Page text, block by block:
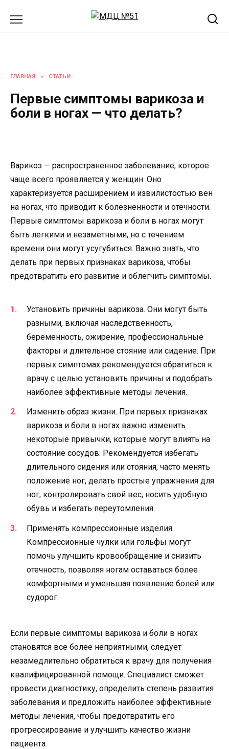
ГЛАВНАЯ » СТАТЬИ
Первые симптомы варикоза и
боли в ногах — что делать?
Варикоз — распространенное заболевание, которое
чаще всего проявляется у женщин. Оно
характеризуется расширением и извилистостью вен
на ногах, что приводит к болезненности и отечности.
Первые симптомы варикоза и боли в ногах могут
быть легкими и незаметными, но с течением
времени они могут усугубиться. Важно знать, что
делать при первых признаках варикоза, чтобы
предотвратить его развитие и облегчить симптомы.
Установить причины варикоза. Они могут быть
разными, включая наследственность,
беременность, ожирение, профессиональные
факторы и длительное стояние или сидение. При
первых симптомах рекомендуется обратиться к
врачу с целью установить причины и подобрать
наиболее эффективные методы лечения.
Изменить образ жизни. При первых признаках
варикоза и боли в ногах важно изменить
некоторые привычки, которые могут влиять на
состояние сосудов. Рекомендуется избегать
длительного сидения или стояния, часто менять
положение ног, делать простые упражнения для
ног, контролировать свой вес, носить удобную
обувь и избегать переутомления.
Применять компрессионные изделия.
Компрессионные чулки или гольфы могут
помочь улучшить кровообращение и снизить
отечность, позволяя ногам оставаться более
комфортными и уменьшая появление болей или
судорог.
Если первые симптомы варикоза и боли в ногах
становятся все более неприятными, следует
незамедлительно обратиться к врачу для получения
квалифицированной помощи. Специалист сможет
провести диагностику, определить степень развития
заболевания и предложить наиболее эффективные
методы лечения, чтобы предотвратить его
прогрессирование и улучшить качество жизни
пациента.